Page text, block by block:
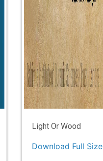
Light Or Wood
Download Full Size